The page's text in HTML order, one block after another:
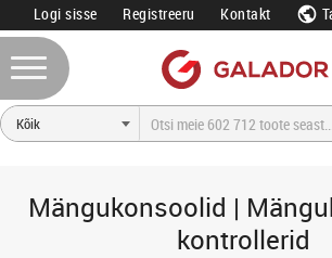
Logi sisse Registreeru Kontakt
Mängukonsoolid |
kontrollerid